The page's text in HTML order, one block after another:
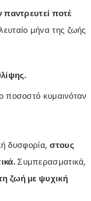
παντρευτεί ποτέ
μήνα της ζωής
ποσοστό κυμαινόταν
δυσφορία, στους
Συμπερασματικά,
ζωή με ψυχική